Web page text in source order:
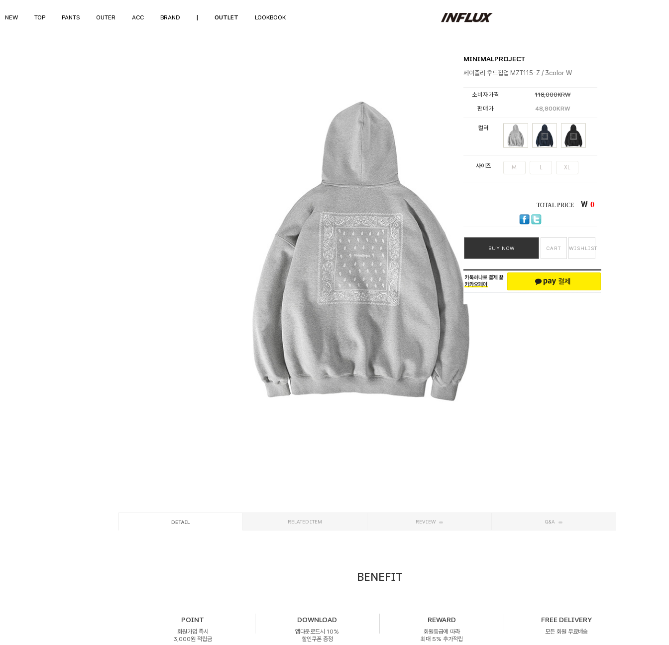
NEW TOP PANTS OUTER ACC BRAND OUTLET LOOKBOOK
MINIMALPROJECT
페이즐리 후드집업 MZT115-Z / 3color W
소비자가격
118,000KRW
판매가
48,800KRW
컬러
사이즈 M L XL
TOTAL PRICE ￦ 0
BUY NOW CART WISHLIST
DETAIL RELATED ITEM REVIEW Q&A
BENEFIT
POINT
회원가입 즉시
3,000원 적립금
DOWNLOAD
앱다운로드시 10%
할인쿠폰 증정
REWARD
회원등급에 따라
최대 5% 추가적립
FREE DELIVERY
모든 회원 무료배송